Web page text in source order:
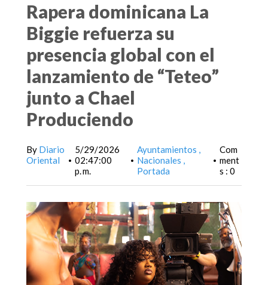
Rapera dominicana La
Biggie refuerza su
presencia global con el
lanzamiento de “Teteo”
junto a Chael
Produciendo
By Diario
Oriental
•
5/29/2026
02:47:00
p. m.
•
Ayuntamientos
Nacionales
Portada
•
Com
ment
s : 0